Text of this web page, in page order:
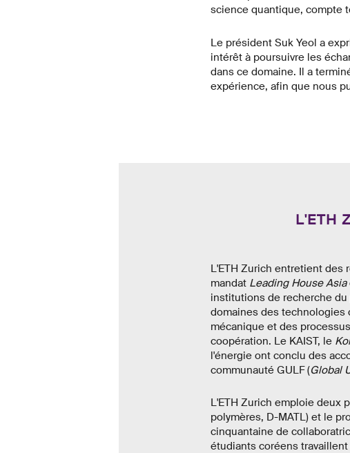
science quantique, compte
Le président Suk Yeol a
intérêt à poursuivre les
dans ce domaine. Il a
expérience, afin que nous
L'ETH
L'ETH Zurich entretient des
mandat Leading House Asia
institutions de recherche
domaines des
mécanique et des
coopération. Le KAIST, le
l'énergie ont conclu des
communauté GULF (Global
L'ETH Zurich emploie deux
polymères, D-MATL) et le
cinquantaine de
étudiants coréens